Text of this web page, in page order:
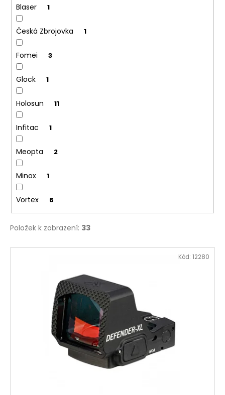
Blaser 1
Česká Zbrojovka 1
Fomei 3
Glock 1
Holosun 11
Infitac 1
Meopta 2
Minox 1
Vortex 6
Položek k zobrazení: 33
V Kód: 12280